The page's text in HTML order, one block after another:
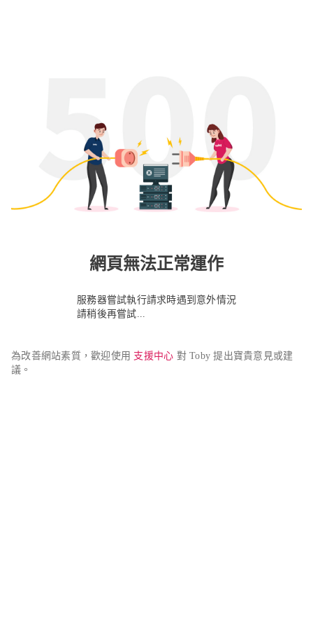
網頁無法正常運作
服務器嘗試執行請求時遇到意外情況
請稍後再嘗試...
為改善網站素質，歡迎使用 支援中心 對 Toby 提出寶貴意見或建
議。